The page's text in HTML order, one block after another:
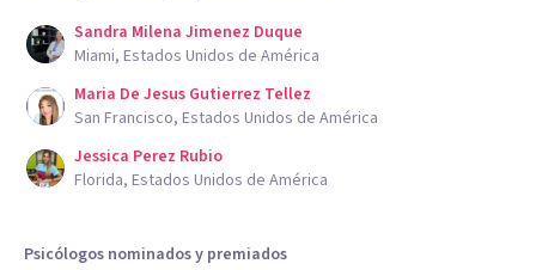
Sandra Milena Jimenez Duque
Miami, Estados Unidos de América
Maria De Jesus Gutierrez Tellez
San Francisco, Estados Unidos de América
Jessica Perez Rubio
Florida, Estados Unidos de América
Psicólogos nominados y premiados